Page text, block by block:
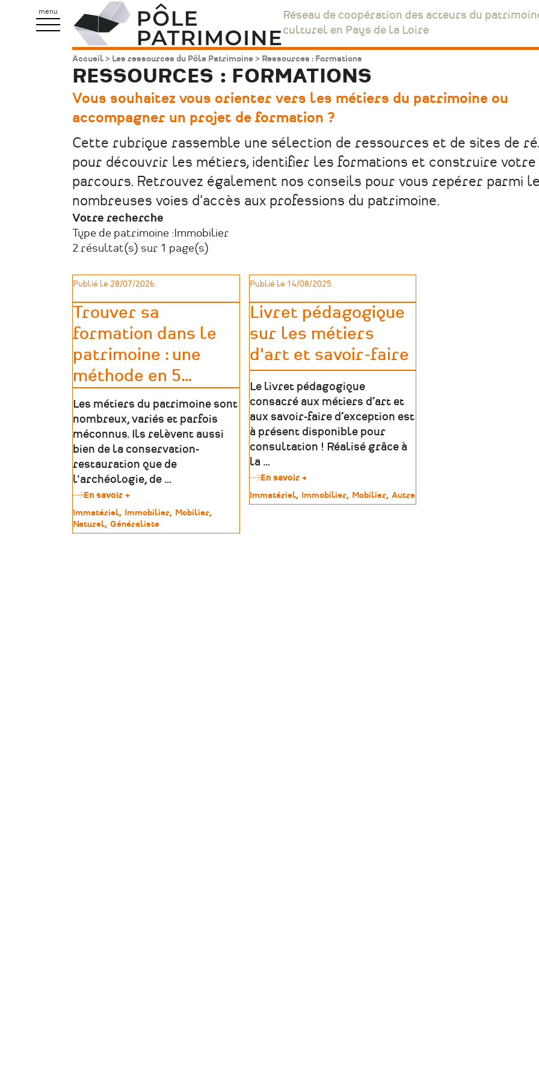
menu
Pôle
Patrimoine
Réseau de coopération des acteurs du
culturel en Pays de la Loire
Fil
d'Ariane
Accueil Les ressources du Pôle Patrimoine Ressources : Formations
RESSOURCES : FORMATIONS
Vous souhaitez vous orienter vers les métiers du patrimoine ou
accompagner un projet de formation ?
Cette rubrique rassemble une sélection de ressources et de sites de
pour découvrir les métiers, identifier les formations et construire votre
parcours. Retrouvez également nos conseils pour vous repérer parmi
nombreuses voies d'accès aux professions du patrimoine.
Votre recherche
Type de patrimoine :Immobilier
2 résultat(s) sur 1 page(s)
Publié le 28/07/2026.
Trouver sa
formation dans le
patrimoine : une
méthode en 5…
Les métiers du patrimoine sont
nombreux, variés et parfois
méconnus. Ils relèvent aussi
bien de la conservation-
restauration que de
l'archéologie, de …
En savoir +
Trouver
sa
formation
Type
de
patrimoine
Immatériel Immobilier
Mobilier
Naturel Généraliste
Publié le 14/08/2025.
Livret pédagogique
sur les métiers
d'art et savoir-faire
Le livret pédagogique
consacré aux métiers d’art et
aux savoir-faire d’exception est
à présent disponible pour
consultation ! Réalisé grâce à
la …
En savoir +sur
Livret
pédagogique
Type
de
Immatériel Immobilier Mobilier Autre